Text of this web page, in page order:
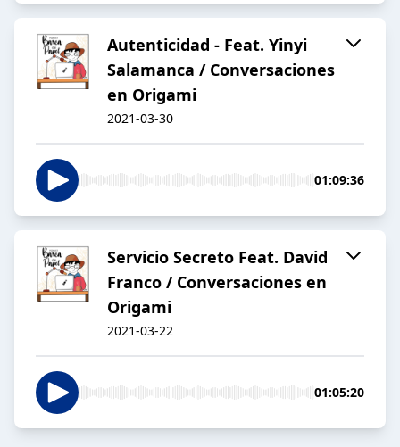
Autenticidad - Feat. Yinyi
Salamanca / Conversaciones
en Origami
2021-03-30
01:09:36
Servicio Secreto Feat. David
Franco / Conversaciones en
Origami
2021-03-22
01:05:20